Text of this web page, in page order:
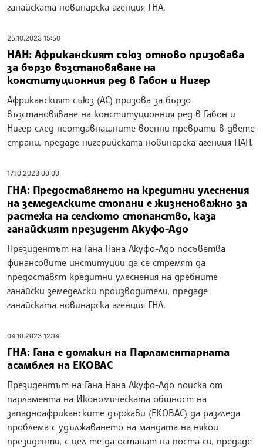
ганайската новинарска агенция ГНА.
25.10.2023 15:50
НАН: Африканският съюз отново призовава
за бързо възстановяване на
конституционния ред в Габон и Нигер
Африканският съюз (АС) призова за бързо
възстановяване на конституционния ред в Габон и
Нигер след неотдавнашните военни преврати в двете
страни, предаде нигерийската новинарска агенция НАН.
17.10.2023 00:00
ГНА: Предоставянето на кредитни улеснения
на земеделските стопани е жизненоважно за
растежа на селското стопанство, каза
ганайският президент Акуфо-Адо
Президентът на Гана Нана Акуфо-Адо посъветва
финансовите институции да се стремят да
предоставят кредитни улеснения на дребните
ганайски земеделски производители, предаде
ганайската новинарска агенция ГНА.
04.10.2023 12:14
ГНА: Гана е домакин на Парламентарната
асамблея на EКОВАС
Президентът на Гана Нана Акуфо-Адо поиска от
парламента на Икономическата общност на
западноафриканските държави (ЕКОВАС) да разгледа
проблема с удължаването на мандата на някои
президенти, с цел те да останат на поста си, предаде